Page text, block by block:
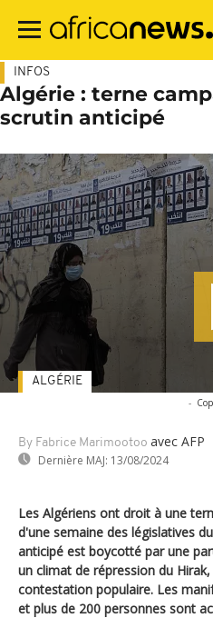
contenu
INFOS
Algérie : terne
scrutin anticipé
-
By Fabrice Marimootoo avec AFP
Dernière MAJ: 13/08/2024
ALGÉRIE
Les Algériens ont droit à une
d'une semaine des législatives
anticipé est boycotté par une
un climat de répression du
contestation populaire. Les
et plus de 200 personnes sont